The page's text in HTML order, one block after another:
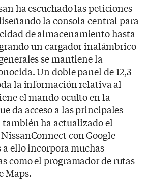
ha escuchado las peticiones
la consola central para
de almacenamiento hasta
un cargador inalámbrico
se mantiene la
Un doble panel de 12,3
la información relativa al
el mando oculto en la
da acceso a las principales
ha actualizado el
con Google
ello incorpora muchas
como el programador de rutas
Maps.